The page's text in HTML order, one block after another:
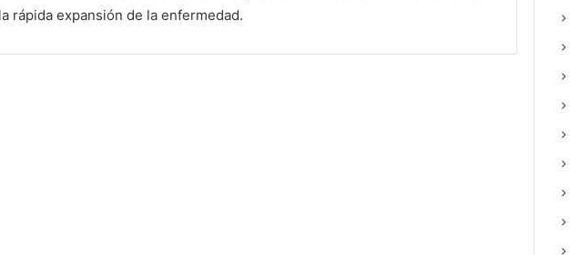
rápida expansión de la enfermedad.